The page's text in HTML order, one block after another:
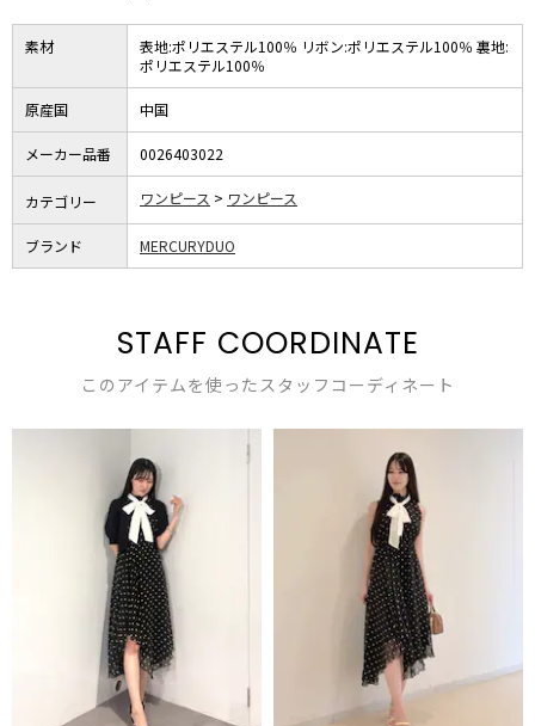
素材
表地:ポリエステル100％ リボン:ポリエステル100％ 裏地:
ポリエステル100％
原産国 中国
メーカー品番 0026403022
カテゴリー ワンピース ワンピース
ブランド MERCURYDUO
STAFF COORDINATE
このアイテムを使ったスタッフコーディネート